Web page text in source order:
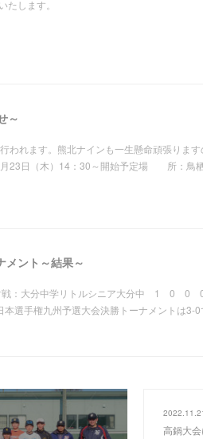
します。
～
われます。熊北ナインも一生懸命頑張りま
日（木）14：30～開始予定場 所：鳥栖
メント～結果～
：45～対戦：大分中学リトルシニ
州予選大会決勝トーナメントは3-0で
高鍋大会